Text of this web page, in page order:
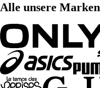
Alle unsere Marken